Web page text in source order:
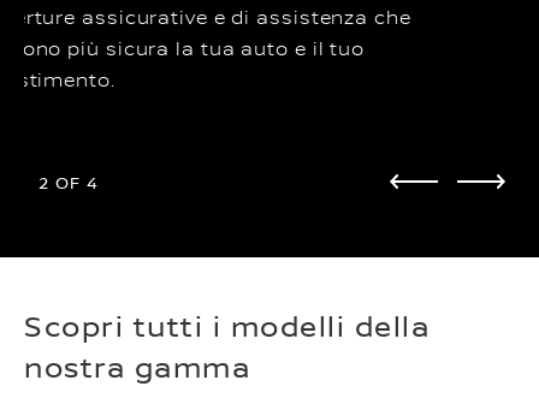
assicurative e di assistenza che
più sicura la tua auto e il tuo
2 OF 4
Scopri tutti i modelli della
nostra gamma